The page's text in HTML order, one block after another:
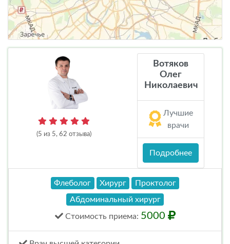
(5 из 5, 62 отзыва)
Вотяков
Олег
Николаевич
Лучшие
врачи
Подробнее
Флеболог Хирург
Проктолог
Абдоминальный хирург
Стоимость приема: 5000